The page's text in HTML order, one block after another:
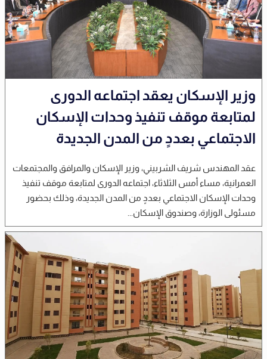
وزير الإسكان يعقد اجتماعه الدورى
لمتابعة موقف تنفيذ وحدات الإسكان
الاجتماعي بعددٍ من المدن الجديدة
عقد المهندس شريف الشربيني، وزير الإسكان والمرافق والمجتمعات
العمرانية، مساء أمس الثلاثاء، اجتماعه الدورى لمتابعة موقف تنفيذ
وحدات الإسكان الاجتماعي بعددٍ من المدن الجديدة، وذلك بحضور
مسئولى الوزارة، وصندوق الإسكان...